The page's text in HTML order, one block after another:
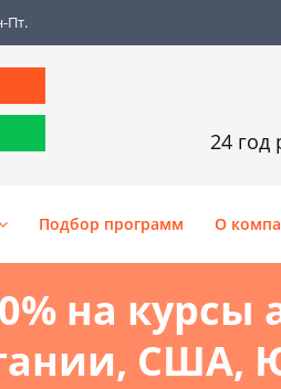
Пт.
24 год
Подбор программ О
на курсы
США,